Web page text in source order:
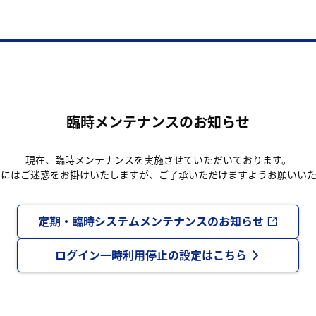
臨時メンテナンスのお知らせ
現在、臨時メンテナンスを実施させていただいております。
はご迷惑をお掛けいたしますが、ご了承いただけますようお願いい
定期・臨時システムメンテナンスのお知らせ
ログイン一時利用停止の設定はこちら